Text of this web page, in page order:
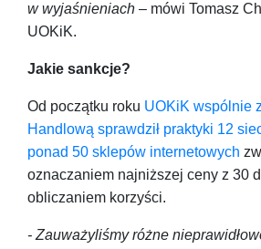
w wyjaśnieniach – mówi Tomasz
UOKiK.
Jakie sankcje?
Od początku roku UOKiK wspólnie
Handlową sprawdził praktyki 12
ponad 50 sklepów internetowych
oznaczaniem najniższej ceny z 30
obliczaniem korzyści.
- Zauważyliśmy różne